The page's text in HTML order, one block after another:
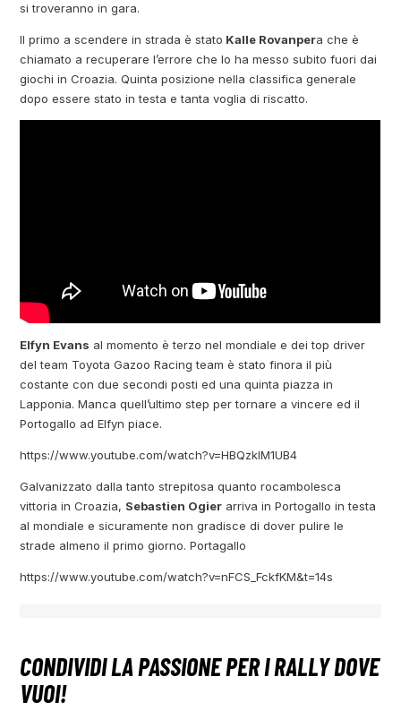
si troveranno in gara.
Il primo a scendere in strada è stato Kalle Rovanpera che è
chiamato a recuperare l’errore che lo ha messo subito fuori dai
giochi in Croazia. Quinta posizione nella classifica generale
dopo essere stato in testa e tanta voglia di riscatto.
Elfyn Evans al momento è terzo nel mondiale e dei top driver
del team Toyota Gazoo Racing team è stato finora il più
costante con due secondi posti ed una quinta piazza in
Lapponia. Manca quell’ultimo step per tornare a vincere ed il
Portogallo ad Elfyn piace.
https://www.youtube.com/watch?v=HBQzkIM1UB4
Galvanizzato dalla tanto strepitosa quanto rocambolesca
vittoria in Croazia, Sebastien Ogier arriva in Portogallo in testa
al mondiale e sicuramente non gradisce di dover pulire le
strade almeno il primo giorno. Portagallo
https://www.youtube.com/watch?v=nFCS_FckfKM&t=14s